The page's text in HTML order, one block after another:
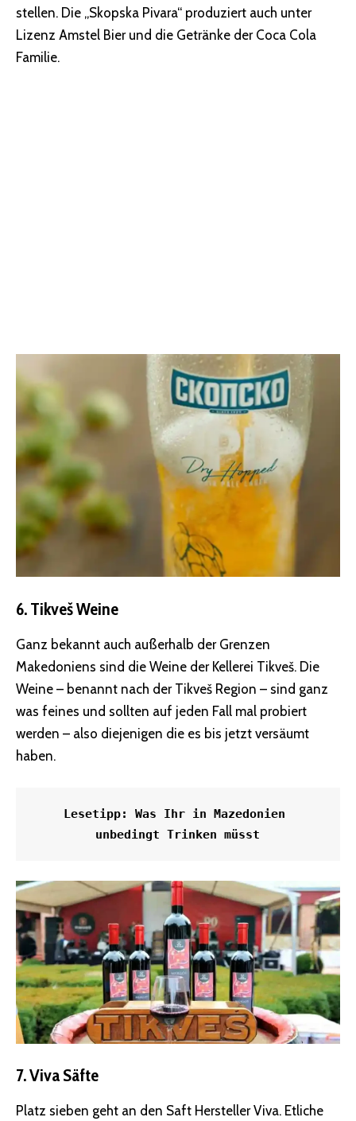
stellen. Die „Skopska Pivara“ produziert auch unter
Lizenz Amstel Bier und die Getränke der Coca Cola
Familie.
6. Tikveš Weine
Ganz bekannt auch außerhalb der Grenzen
Makedoniens sind die Weine der Kellerei Tikveš. Die
Weine – benannt nach der Tikveš Region – sind ganz
was feines und sollten auf jeden Fall mal probiert
werden – also diejenigen die es bis jetzt versäumt
haben.
Lesetipp: Was Ihr in Mazedonien
unbedingt Trinken müsst
7. Viva Säfte
Platz sieben geht an den Saft Hersteller Viva. Etliche